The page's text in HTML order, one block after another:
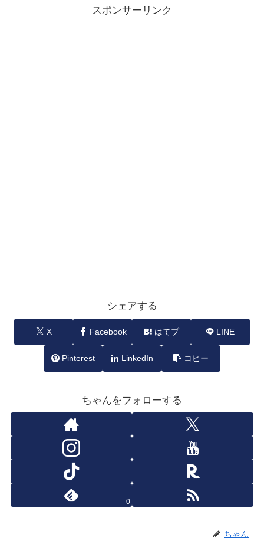
スポンサーリンク
シェアする
X Facebook はてブ LINE
Pinterest LinkedIn コピー
ちゃんをフォローする
0
ちゃん